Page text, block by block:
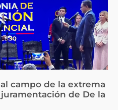
campo de la extrema
de De la